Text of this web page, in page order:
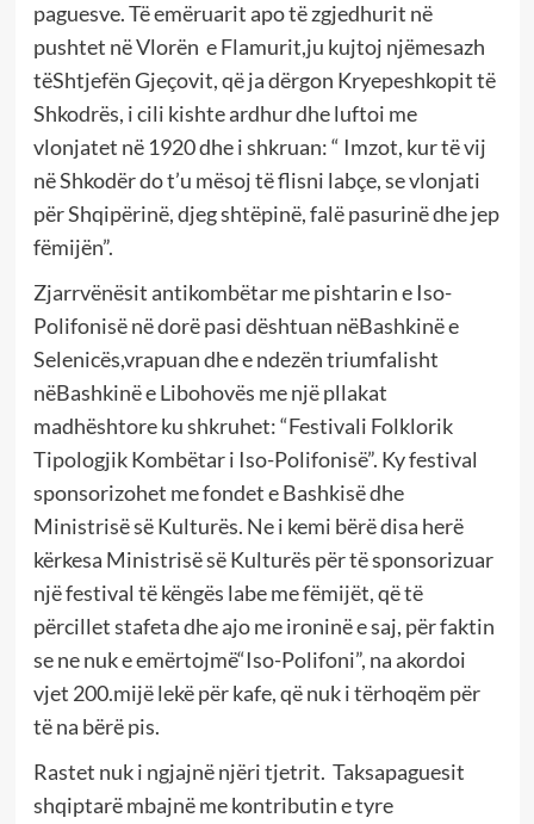
paguesve. Të emëruarit apo të zgjedhurit në
pushtet në Vlorën e Flamurit,ju kujtoj njëmesazh
tëShtjefën Gjeçovit, që ja dërgon Kryepeshkopit të
Shkodrës, i cili kishte ardhur dhe luftoi me
vlonjatet në 1920 dhe i shkruan: “ Imzot, kur të vij
në Shkodër do t’u mësoj të flisni labçe, se vlonjati
për Shqipërinë, djeg shtëpinë, falë pasurinë dhe jep
fëmijën”.
Zjarrvënësit antikombëtar me pishtarin e Iso-
Polifonisë në dorë pasi dështuan nëBashkinë e
Selenicës,vrapuan dhe e ndezën triumfalisht
nëBashkinë e Libohovës me një pllakat
madhështore ku shkruhet: “Festivali Folklorik
Tipologjik Kombëtar i Iso-Polifonisë”. Ky festival
sponsorizohet me fondet e Bashkisë dhe
Ministrisë së Kulturës. Ne i kemi bërë disa herë
kërkesa Ministrisë së Kulturës për të sponsorizuar
një festival të këngës labe me fëmijët, që të
përcillet stafeta dhe ajo me ironinë e saj, për faktin
se ne nuk e emërtojmë“Iso-Polifoni”, na akordoi
vjet 200.mijë lekë për kafe, që nuk i tërhoqëm për
të na bërë pis.
Rastet nuk i ngjajnë njëri tjetrit. Taksapaguesit
shqiptarë mbajnë me kontributin e tyre